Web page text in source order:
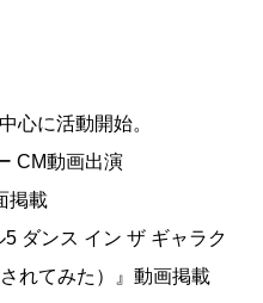
心に活動開始。
CM動画出演
掲載
ダンス イン ザ ギャラク
れてみた）』動画掲載